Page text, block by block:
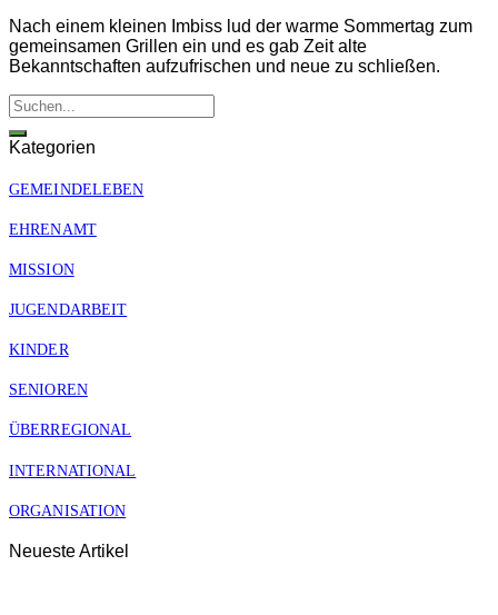
Nach einem kleinen Imbiss lud der warme Sommertag zum
gemeinsamen Grillen ein und es gab Zeit alte
Bekanntschaften aufzufrischen und neue zu schließen.
Kategorien
GEMEINDELEBEN
EHRENAMT
MISSION
JUGENDARBEIT
KINDER
SENIOREN
ÜBERREGIONAL
INTERNATIONAL
ORGANISATION
Neueste Artikel